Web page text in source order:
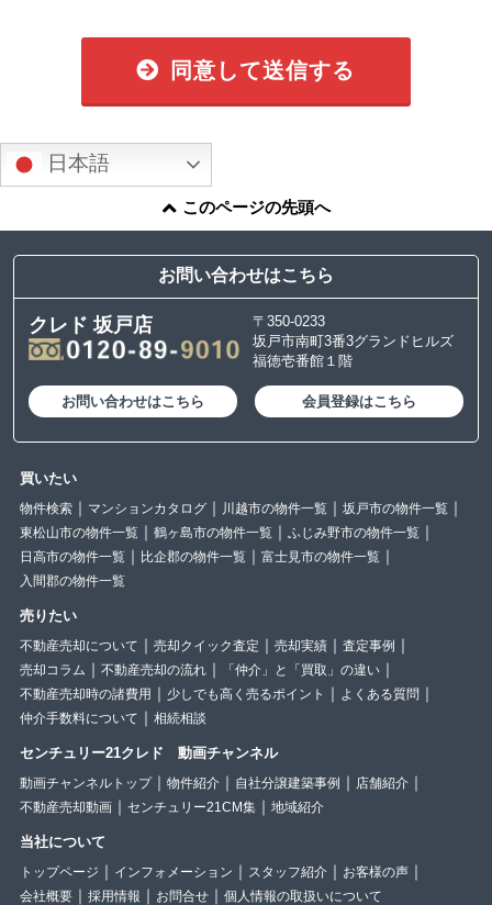
同意して送信する
日本語
このページの先頭へ
お問い合わせはこちら
クレド 坂戸店
〒350-0233
坂戸市南町3番3グランドヒルズ
福徳壱番館１階
お問い合わせはこちら 会員登録はこちら
買いたい
物件検索 マンションカタログ 川越市の物件一覧
坂戸市の物件一覧
東松山市の物件一覧
鶴ヶ島市の物件一覧
ふじみ野市の物件一覧
日高市の物件一覧
比企郡の物件一覧
富士見市の物件一覧
入間郡の物件一覧
売りたい
不動産売却について 売却クイック査定 売却実績
査定事例
売却コラム
不動産売却の流れ
「仲介」と「買取」の違い
不動産売却時の諸費用
少しでも高く売るポイント
よくある質問
仲介手数料について
相続相談
センチュリー21クレド 動画チャンネル
動画チャンネルトップ 物件紹介 自社分譲建築事例
店舗紹介
不動産売却動画
センチュリー21CM集 地域紹介
当社について
トップページ インフォメーション スタッフ紹介
お客様の声
会社概要
採用情報 お問合せ 個人情報の取扱いについて